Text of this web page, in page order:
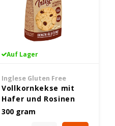
Auf Lager
Inglese Gluten Free
Vollkornkekse mit
Hafer und Rosinen
300 Gramm -
300 gram